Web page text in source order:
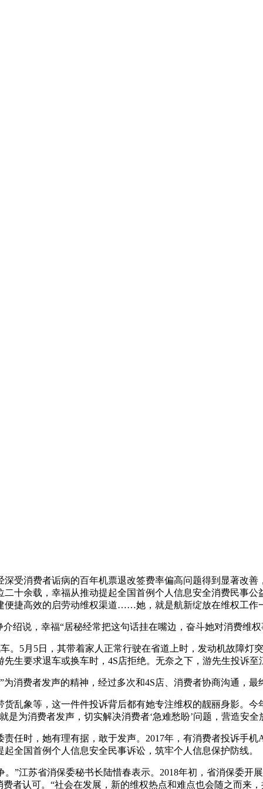
受消费者诟病的百年机票退改签费率偏高问题得到显著改善
十余载，幸福从推动提起全国首例个人信息安全消费民事
便捷高效的启劳动维权渠道……她，就是航新绽放在维权工作
绍说，幸福“居秘经常把这句话挂在嘴边，奋斗她对消费维
。5月5日，其带着家人正常行驶在省道上时，发动机故障灯
生要求退车或换车时，4S店拒绝。无奈之下，游先生投诉至
消费者发声的精神，经过多次和4S店、消费者协商沟通，最
乱象等，这一件件投诉背后都有她专注维权的靓丽身影。
为消费者发声，切实解决消费者‘急难愁盼’问题，营造安全
任时，她有理有据，敢于发声。2017年，有消费者投诉手
全国首例个人信息安全民事诉讼，筑牢个人信息保护防线。
”江苏省消保委秘书长陆惜春表示。2018年初，省消保委
者认可。“社会在发展，新的维权热点和难点也会随之而来